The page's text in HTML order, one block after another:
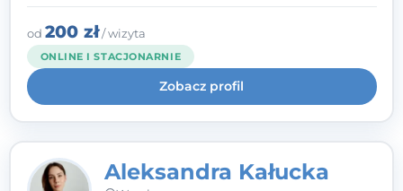
uważnością, empatią i głębokim
szacunkiem dla indywidualnej historii
każdego człowieka. Jestem w trakcie
czteroletniej szkoły psychoterapii
poznawczo-behawioralnej
rekomendowanej przez PTTPB.
od 200 zł/ wizyta
ONLINE I STACJONARNIE
Zobacz profil
Aleksandra Kałucka